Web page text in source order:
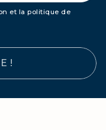
et la politique de
!